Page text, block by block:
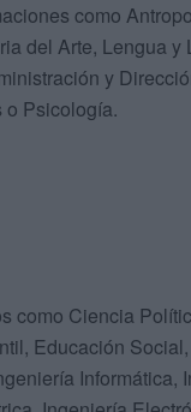
como
del Arte, Lengua
y
Psicología.
como Ciencia
Educación